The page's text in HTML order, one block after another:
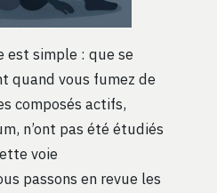
est simple : que se
quand vous fumez de
composés actifs,
n’ont pas été étudiés
voie
passons en revue les